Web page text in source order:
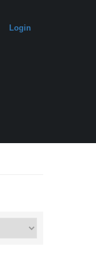
Login